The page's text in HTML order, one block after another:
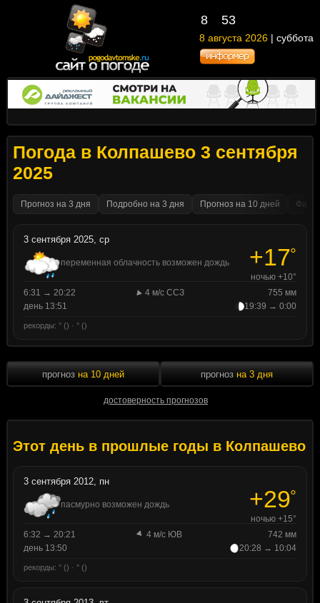
8 53
8 августа 2026 | суббота
Погода в Колпашево 3 сентября
2025
Прогноз на 3 дня Подробно на 3 дня Прогноз на 10 дней
3 сентября 2025, ср
переменная облачность возможен дождь +17°
ночью +10°
6:31 → 20:22
4 м/с ССЗ
755 мм
день 13:51
19:39 → 0:00
рекорды: ° () · ° ()
прогноз на 10 дней
достоверность прогнозов
прогноз на 3 дня
Этот день в прошлые годы в Колпашево
3 сентября 2012, пн
пасмурно возможен дождь +29°
ночью +15°
6:32 → 20:21
4 м/с ЮВ
742 мм
день 13:50
20:28 → 10:04
рекорды: ° () · ° ()